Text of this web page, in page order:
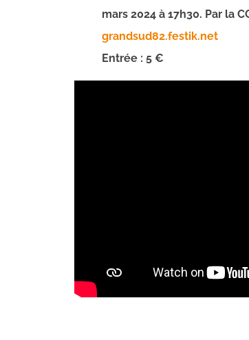
mars 2024 à 17h30. Par la
grandsud82.festik.net
Entrée : 5 €